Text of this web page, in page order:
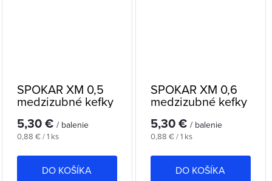
SPOKAR XM 0,5
medzizubné kefky
5,30 € / balenie
Jednotková
0,88 € / 1 ks
DO KOŠÍKA
SPOKAR XM 0,6
medzizubné kefky
5,30 € / balenie
Jednotková
0,88 € / 1 ks
DO KOŠÍKA